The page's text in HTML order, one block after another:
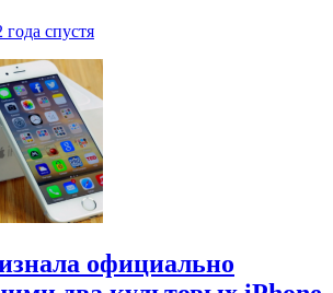
года спустя
официально